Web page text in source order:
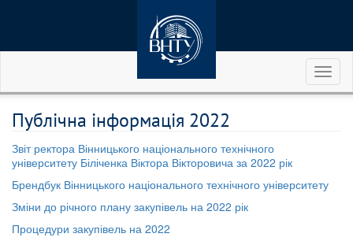
Публічна інформація 2022
Звіт ректора Вінницького національного технічного
університету Біліченка Віктора Вікторовича за 2022 рік
Брендбук Вінницького національного технічного університету
Зміни до річного плану закупівель на 2022 рік
Процедури закупівель на 2022